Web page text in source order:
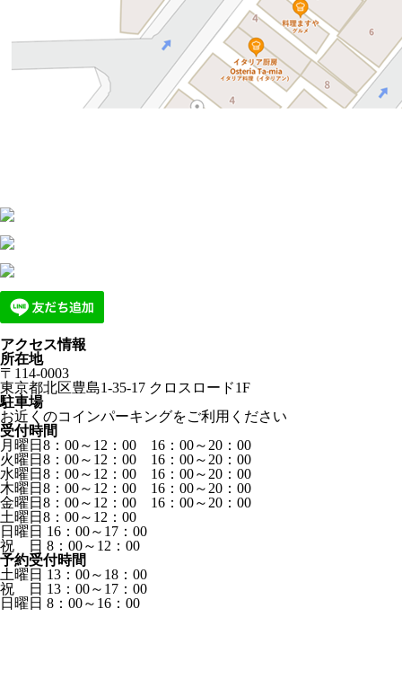
アクセス情報
所在地
〒114-0003
東京都北区豊島1-35-17 クロスロード1F
駐車場
お近くのコインパーキングをご利用ください
受付時間
月曜日8：00～12：00 16：00～20：00
火曜日8：00～12：00 16：00～20：00
水曜日8：00～12：00 16：00～20：00
木曜日8：00～12：00 16：00～20：00
金曜日8：00～12：00 16：00～20：00
土曜日8：00～12：00
日曜日 16：00～17：00
祝 日 8：00～12：00
予約受付時間
土曜日 13：00～18：00
祝 日 13：00～17：00
日曜日 8：00～16：00